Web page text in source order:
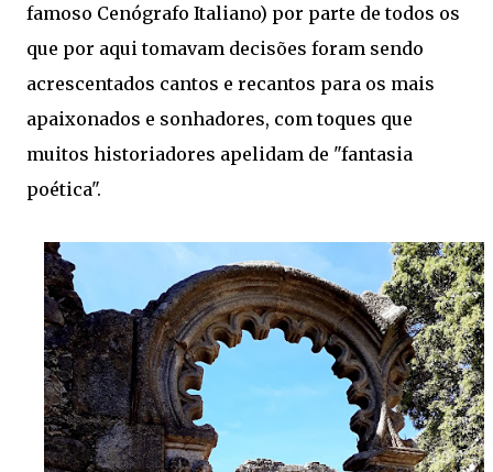
famoso Cenógrafo Italiano) por parte de todos os
que por aqui tomavam decisões foram sendo
acrescentados cantos e recantos para os mais
apaixonados e sonhadores, com toques que
muitos historiadores apelidam de "fantasia
poética".